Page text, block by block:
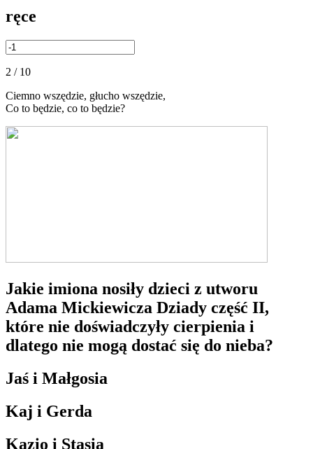
ręce
2 / 10
Ciemno wszędzie, głucho wszędzie,
Co to będzie, co to będzie?
Jakie imiona nosiły dzieci z utworu
Adama Mickiewicza Dziady część II,
które nie doświadczyły cierpienia i
dlatego nie mogą dostać się do nieba?
Jaś i Małgosia
Kaj i Gerda
Kazio i Stasia